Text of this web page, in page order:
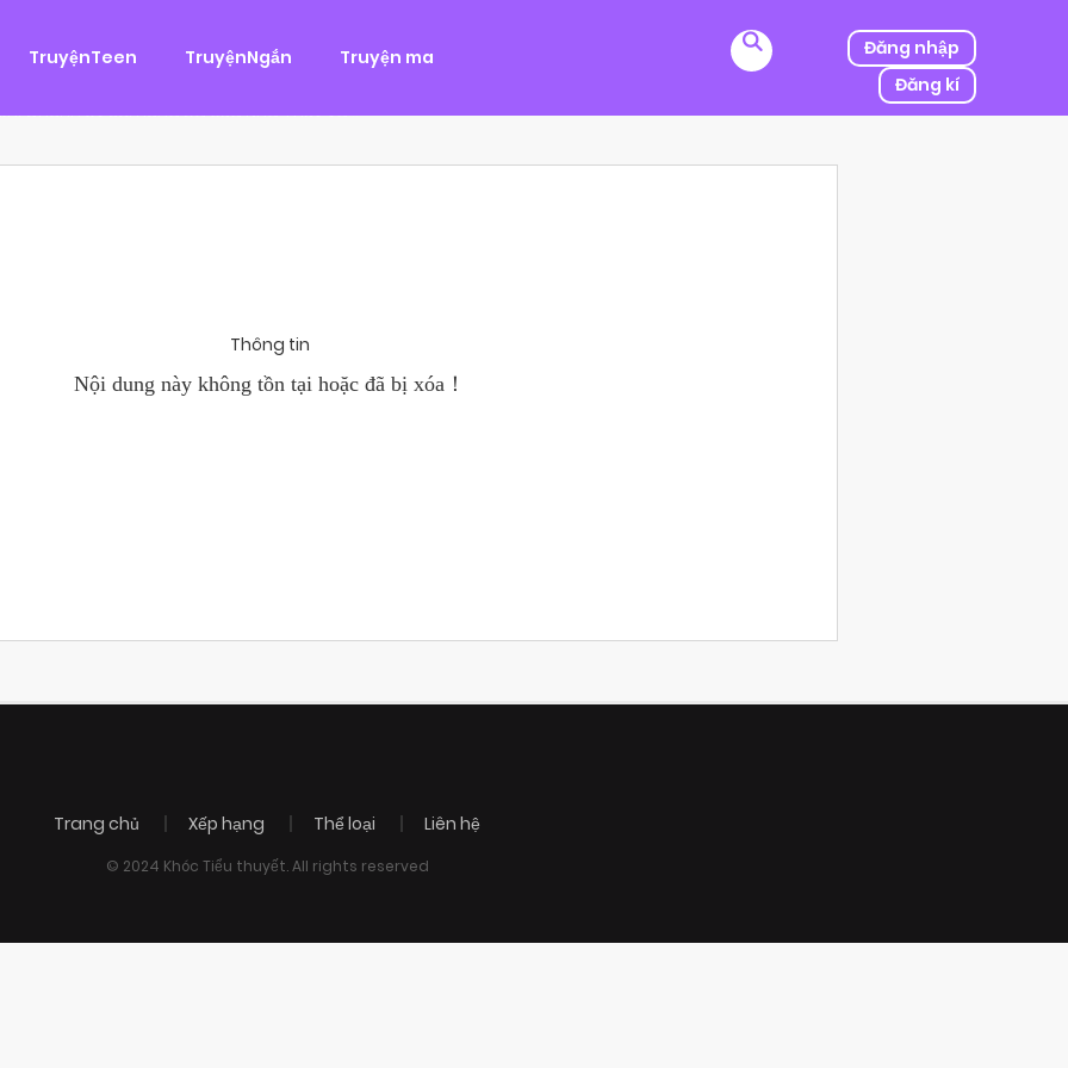
TruyệnTeen TruyệnNgắn Truyện ma
Đăng nhập
Đăng kí
Tình Cảm
Hùng, một tên cướp biển chân chính. Cho đến một ngày, cô bị kẻ thù của ba mình bắt cóc, người được mệnh danh
Chánh Uy săn lùng ba của Nhã Thụy và...
Thông tin
Nội dung này không tồn tại hoặc đã bị xóa！
Trang chủ Xếp hạng Thể loại Liên hệ
© 2024 Khóc Tiểu thuyết. All rights reserved